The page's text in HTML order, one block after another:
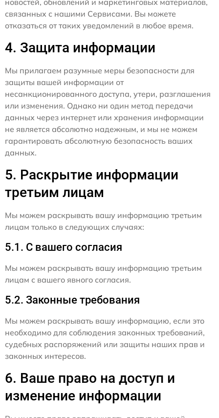
новостей, обновлений и маркетинговых материалов,
связанных с нашими Сервисами. Вы можете
отказаться от таких уведомлений в любое время.
4. Защита информации
Мы прилагаем разумные меры безопасности для
защиты вашей информации от
несанкционированного доступа, утери, разглашения
или изменения. Однако ни один метод передачи
данных через интернет или хранения информации
не является абсолютно надежным, и мы не можем
гарантировать абсолютную безопасность ваших
данных.
5. Раскрытие информации
третьим лицам
Мы можем раскрывать вашу информацию третьим
лицам только в следующих случаях:
5.1. С вашего согласия
Мы можем раскрывать вашу информацию третьим
лицам с вашего явного согласия.
5.2. Законные требования
Мы можем раскрывать вашу информацию, если это
необходимо для соблюдения законных требований,
судебных распоряжений или защиты наших прав и
законных интересов.
6. Ваше право на доступ и
изменение информации